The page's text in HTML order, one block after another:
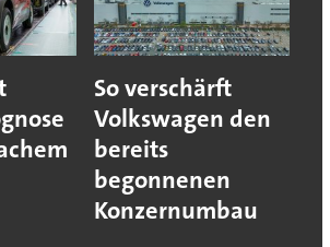
So verschärft
Volkswagen den
bereits
begonnenen
Konzernumbau